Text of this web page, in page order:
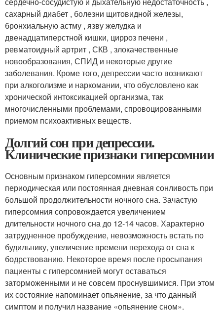
сахарный диабет , болезни щитовидной железы,
бронхиальную астму , язву желудка и
двенадцатиперстной кишки, цирроз печени ,
ревматоидный артрит , СКВ , злокачественные
новообразования, СПИД и некоторые другие
заболевания. Кроме того, депрессии часто возникают
при алкоголизме и наркомании, что обусловлено как
хронической интоксикацией организма, так
многочисленными проблемами, спровоцированными
приемом психоактивных веществ.
Долгий сон при депрессии.
Клинические признаки гиперсомнии
Основным признаком гиперсомнии является
периодическая или постоянная дневная сонливость при
большой продолжительности ночного сна. Зачастую
гиперсомния сопровождается увеличением
длительности ночного сна до 12-14 часов. Характерно
затрудненное пробуждение, невозможность встать по
будильнику, увеличение времени перехода от сна к
бодрствованию. Некоторое время после просыпания
пациенты с гиперсомнией могут оставаться
заторможенными и не совсем проснувшимися. При этом
их состояние напоминает опьянение, за что данный
симптом и получил название «опьянение сном».